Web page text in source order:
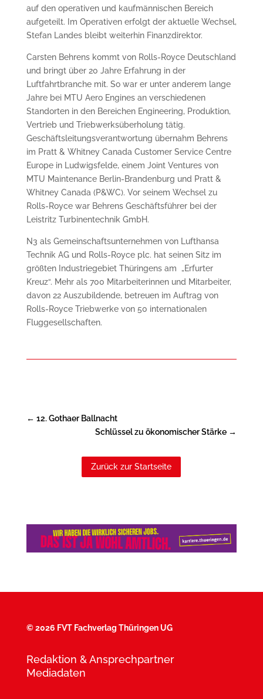
auf den operativen und kaufmännischen Bereich
aufgeteilt. Im Operativen erfolgt der aktuelle Wechsel,
Stefan Landes bleibt weiterhin Finanzdirektor.
Carsten Behrens kommt von Rolls-Royce Deutschland
und bringt über 20 Jahre Erfahrung in der
Luftfahrtbranche mit. So war er unter anderem lange
Jahre bei MTU Aero Engines an verschiedenen
Standorten in den Bereichen Engineering, Produktion,
Vertrieb und Triebwerksüberholung tätig.
Geschäftsleitungsverantwortung übernahm Behrens
im Pratt & Whitney Canada Customer Service Centre
Europe in Ludwigsfelde, einem Joint Ventures von
MTU Maintenance Berlin-Brandenburg und Pratt &
Whitney Canada (P&WC). Vor seinem Wechsel zu
Rolls-Royce war Behrens Geschäftsführer bei der
Leistritz Turbinentechnik GmbH.
N3 als Gemeinschaftsunternehmen von Lufthansa
Technik AG und Rolls-Royce plc. hat seinen Sitz im
größten Industriegebiet Thüringens am „Erfurter
Kreuz“. Mehr als 700 Mitarbeiterinnen und Mitarbeiter,
davon 22 Auszubildende, betreuen im Auftrag von
Rolls-Royce Triebwerke von 50 internationalen
Fluggesellschaften.
← 12. Gothaer Ballnacht
Schlüssel zu ökonomischer Stärke →
Zurück zur Startseite
©2026 FVT Fachverlag Thüringen UG
Redaktion & Ansprechpartner
Mediadaten